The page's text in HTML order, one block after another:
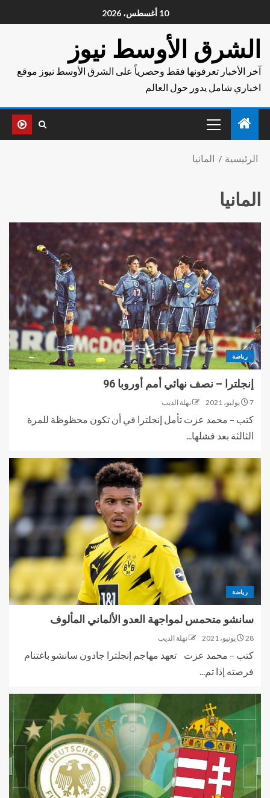
10 أغسطس، 2026
الشرق الأوسط نيوز
آخر الأخبار تعرفونها فقط وحصرياً على الشرق الأوسط نيوز موقع
اخباري شامل يدور حول العالم
الرئيسية المانيا
المانيا
رياضة
إنجلترا – نصف نهائي أمم أوروبا 96
7 يوليو، 2021 نهلة الديب
كتب – محمد عزت تأمل إنجلترا في أن تكون محظوظة للمرة
الثالثة بعد فشلها...
رياضة
سانشو متحمس لمواجهة العدو الألماني المألوف
28 يونيو، 2021 نهلة الديب
كتب – محمد عزت تعهد مهاجم إنجلترا جادون سانشو باغتنام
فرصته إذا تم...